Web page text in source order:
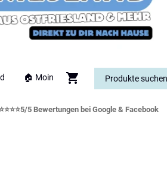
🏠 Moin
5 Bewertungen bei Google & Facebook